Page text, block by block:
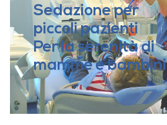
Sedazione per
piccoli pazienti
Per la serenità di
mamme e bambini